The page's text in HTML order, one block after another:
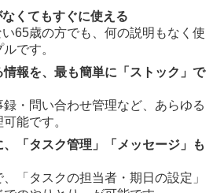
くてもすぐに使える
い65歳の方でも、何の説明もなく使
です。
報を、最も簡単に「ストック」で
・問い合わせ管理など、あらゆる
能です。
「タスク管理」「メッセージ」も
「タスクの担当者・期日の設定」